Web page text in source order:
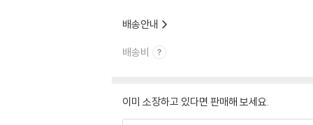
배송안내
배송비
이미 소장하고 있다면 판매해 보세요.